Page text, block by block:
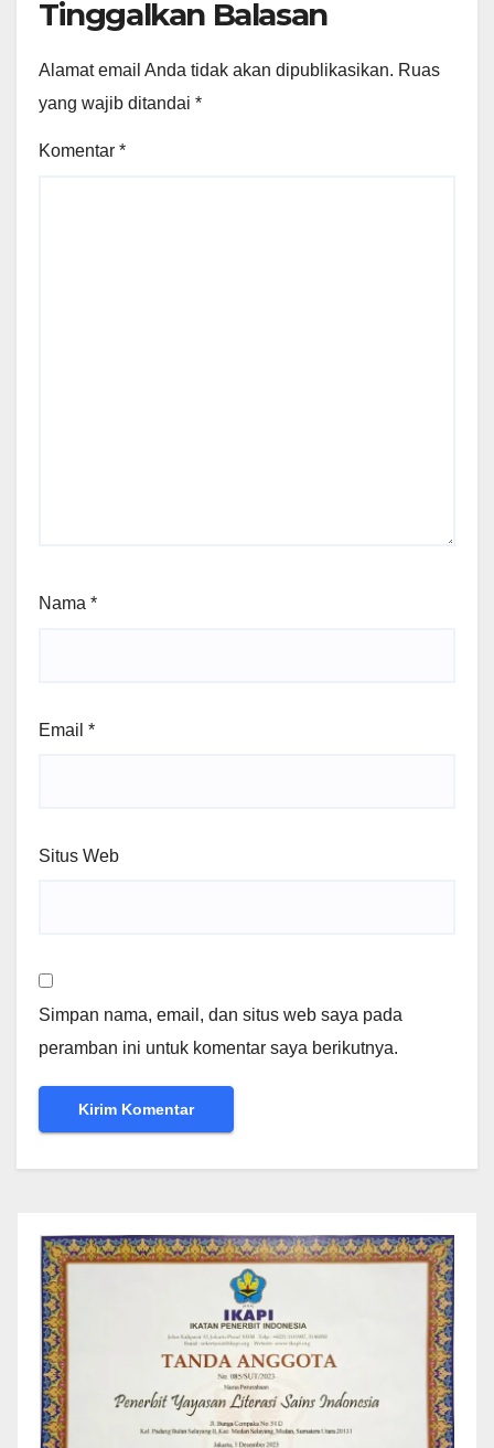
Tinggalkan Balasan
Alamat email Anda tidak akan dipublikasikan. Ruas
yang wajib ditandai *
Komentar *
Nama *
Email *
Situs Web
Simpan nama, email, dan situs web saya pada
peramban ini untuk komentar saya berikutnya.